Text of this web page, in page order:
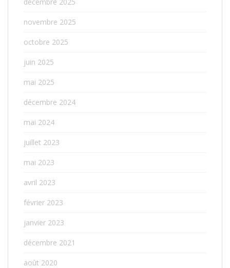
novembre 2025
octobre 2025
juin 2025
mai 2025
décembre 2024
mai 2024
juillet 2023
mai 2023
avril 2023
février 2023
janvier 2023
décembre 2021
août 2020